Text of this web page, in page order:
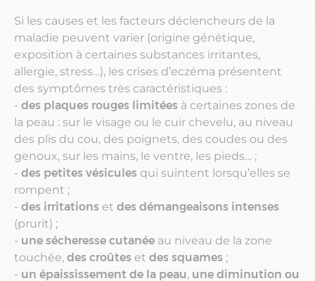
Si les causes et les facteurs déclencheurs de la
maladie peuvent varier (origine génétique,
exposition à certaines substances irritantes,
allergie, stress…), les crises d’eczéma présentent
des symptômes très caractéristiques :
- des plaques rouges limitées à certaines zones de
la peau : sur le visage ou le cuir chevelu, au niveau
des plis du cou, des poignets, des coudes ou des
genoux, sur les mains, le ventre, les pieds… ;
- des petites vésicules qui suintent lorsqu’elles se
rompent ;
- des irritations et des démangeaisons intenses
(prurit) ;
- une sécheresse cutanée au niveau de la zone
touchée, des croûtes et des squames ;
- un épaississement de la peau, une diminution ou